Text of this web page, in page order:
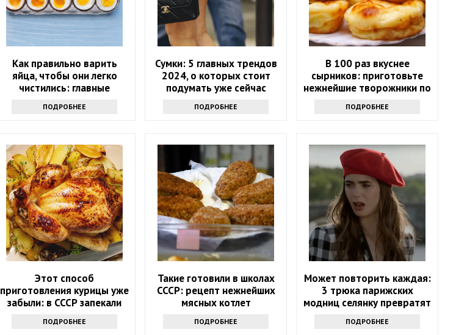
Как правильно варить
яйца, чтобы они легко
чистились: главные
лайфхаки
ПОДРОБНЕЕ
Сумки: 5 главных трендов
2024, о которых стоит
подумать уже сейчас
ПОДРОБНЕЕ
В 100 раз вкуснее
сырников: приготовьте
нежнейшие творожники по
ПОДРОБНЕЕ
Этот способ
приготовления курицы уже
забыли: в СССР запекали
вкуснее, чем на гриле
ПОДРОБНЕЕ
Такие готовили в школах
СССР: рецепт нежнейших
мясных котлет
ПОДРОБНЕЕ
Может повторить каждая:
3 трюка парижских
модниц селянку превратят
ПОДРОБНЕЕ